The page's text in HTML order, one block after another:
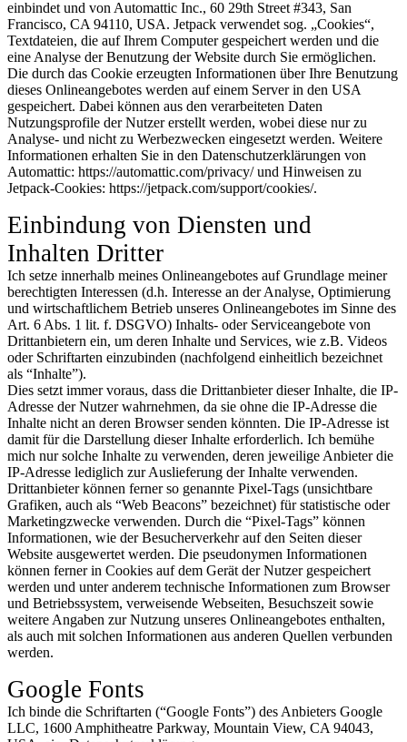
einbindet und von Automattic Inc., 60 29th Street #343, San
Francisco, CA 94110, USA. Jetpack verwendet sog. „Cookies“,
Textdateien, die auf Ihrem Computer gespeichert werden und die
eine Analyse der Benutzung der Website durch Sie ermöglichen.
Die durch das Cookie erzeugten Informationen über Ihre Benutzung
dieses Onlineangebotes werden auf einem Server in den USA
gespeichert. Dabei können aus den verarbeiteten Daten
Nutzungsprofile der Nutzer erstellt werden, wobei diese nur zu
Analyse- und nicht zu Werbezwecken eingesetzt werden. Weitere
Informationen erhalten Sie in den Datenschutzerklärungen von
Automattic: https://automattic.com/privacy/ und Hinweisen zu
Jetpack-Cookies: https://jetpack.com/support/cookies/.
Einbindung von Diensten und
Inhalten Dritter
Ich setze innerhalb meines Onlineangebotes auf Grundlage meiner
berechtigten Interessen (d.h. Interesse an der Analyse, Optimierung
und wirtschaftlichem Betrieb unseres Onlineangebotes im Sinne des
Art. 6 Abs. 1 lit. f. DSGVO) Inhalts- oder Serviceangebote von
Drittanbietern ein, um deren Inhalte und Services, wie z.B. Videos
oder Schriftarten einzubinden (nachfolgend einheitlich bezeichnet
als “Inhalte”).
Dies setzt immer voraus, dass die Drittanbieter dieser Inhalte, die IP-
Adresse der Nutzer wahrnehmen, da sie ohne die IP-Adresse die
Inhalte nicht an deren Browser senden könnten. Die IP-Adresse ist
damit für die Darstellung dieser Inhalte erforderlich. Ich bemühe
mich nur solche Inhalte zu verwenden, deren jeweilige Anbieter die
IP-Adresse lediglich zur Auslieferung der Inhalte verwenden.
Drittanbieter können ferner so genannte Pixel-Tags (unsichtbare
Grafiken, auch als “Web Beacons” bezeichnet) für statistische oder
Marketingzwecke verwenden. Durch die “Pixel-Tags” können
Informationen, wie der Besucherverkehr auf den Seiten dieser
Website ausgewertet werden. Die pseudonymen Informationen
können ferner in Cookies auf dem Gerät der Nutzer gespeichert
werden und unter anderem technische Informationen zum Browser
und Betriebssystem, verweisende Webseiten, Besuchszeit sowie
weitere Angaben zur Nutzung unseres Onlineangebotes enthalten,
als auch mit solchen Informationen aus anderen Quellen verbunden
werden.
Google Fonts
Ich binde die Schriftarten (“Google Fonts”) des Anbieters Google
LLC, 1600 Amphitheatre Parkway, Mountain View, CA 94043,